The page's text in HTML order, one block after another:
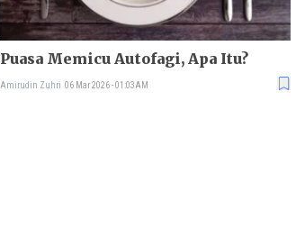
Puasa Memicu Autofagi, Apa Itu?
Amirudin Zuhri 06 Mar 2026 - 01:03AM